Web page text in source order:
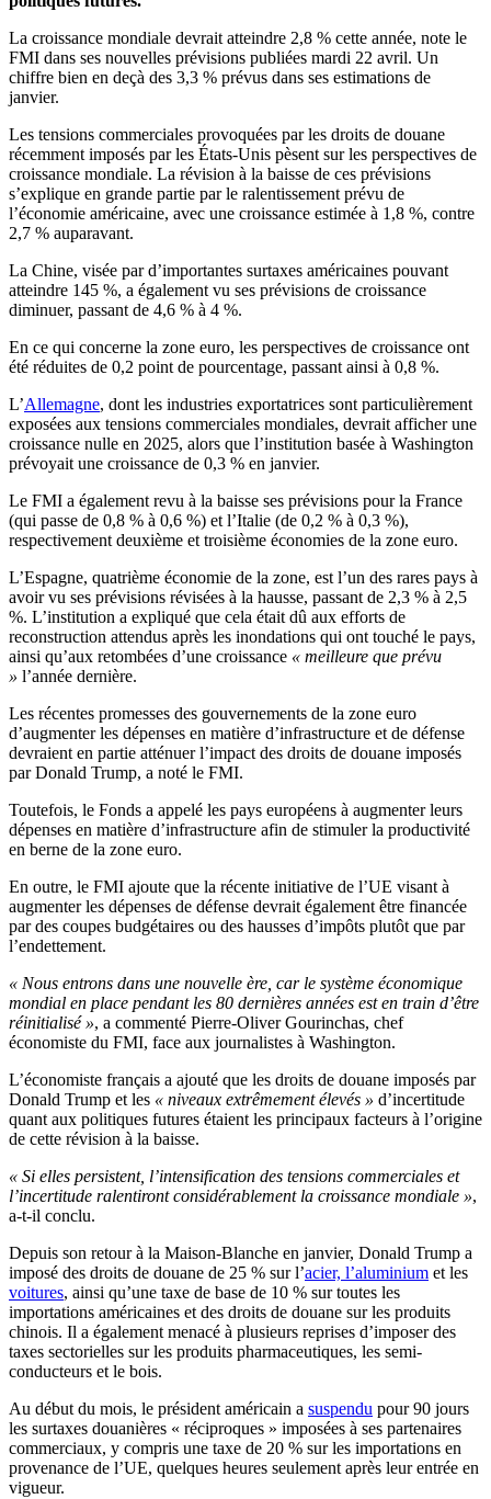
La croissance mondiale devrait atteindre 2,8 % cette année, note le
FMI dans ses nouvelles prévisions publiées mardi 22 avril. Un
chiffre bien en deçà des 3,3 % prévus dans ses estimations de
janvier.
Les tensions commerciales provoquées par les droits de douane
récemment imposés par les États-Unis pèsent sur les perspectives de
croissance mondiale. La révision à la baisse de ces prévisions
s’explique en grande partie par le ralentissement prévu de
l’économie américaine, avec une croissance estimée à 1,8 %, contre
2,7 % auparavant.
La Chine, visée par d’importantes surtaxes américaines pouvant
atteindre 145 %, a également vu ses prévisions de croissance
diminuer, passant de 4,6 % à 4 %.
En ce qui concerne la zone euro, les perspectives de croissance ont
été réduites de 0,2 point de pourcentage, passant ainsi à 0,8 %.
L’Allemagne, dont les industries exportatrices sont particulièrement
exposées aux tensions commerciales mondiales, devrait afficher une
croissance nulle en 2025, alors que l’institution basée à Washington
prévoyait une croissance de 0,3 % en janvier.
Le FMI a également revu à la baisse ses prévisions pour la France
(qui passe de 0,8 % à 0,6 %) et l’Italie (de 0,2 % à 0,3 %),
respectivement deuxième et troisième économies de la zone euro.
L’Espagne, quatrième économie de la zone, est l’un des rares pays à
avoir vu ses prévisions révisées à la hausse, passant de 2,3 % à 2,5
%. L’institution a expliqué que cela était dû aux efforts de
reconstruction attendus après les inondations qui ont touché le pays,
ainsi qu’aux retombées d’une croissance « meilleure que prévu
» l’année dernière.
Les récentes promesses des gouvernements de la zone euro
d’augmenter les dépenses en matière d’infrastructure et de défense
devraient en partie atténuer l’impact des droits de douane imposés
par Donald Trump, a noté le FMI.
Toutefois, le Fonds a appelé les pays européens à augmenter leurs
dépenses en matière d’infrastructure afin de stimuler la productivité
en berne de la zone euro.
En outre, le FMI ajoute que la récente initiative de l’UE visant à
augmenter les dépenses de défense devrait également être financée
par des coupes budgétaires ou des hausses d’impôts plutôt que par
l’endettement.
« Nous entrons dans une nouvelle ère, car le système économique
mondial en place pendant les 80 dernières années est en train d’être
réinitialisé », a commenté Pierre-Oliver Gourinchas, chef
économiste du FMI, face aux journalistes à Washington.
L’économiste français a ajouté que les droits de douane imposés par
Donald Trump et les « niveaux extrêmement élevés » d’incertitude
quant aux politiques futures étaient les principaux facteurs à l’origine
de cette révision à la baisse.
« Si elles persistent, l’intensification des tensions commerciales et
l’incertitude ralentiront considérablement la croissance mondiale »,
a-t-il conclu.
Depuis son retour à la Maison-Blanche en janvier, Donald Trump a
imposé des droits de douane de 25 % sur l’acier, l’aluminium et les
voitures, ainsi qu’une taxe de base de 10 % sur toutes les
importations américaines et des droits de douane sur les produits
chinois. Il a également menacé à plusieurs reprises d’imposer des
taxes sectorielles sur les produits pharmaceutiques, les semi-
conducteurs et le bois.
Au début du mois, le président américain a suspendu pour 90 jours
les surtaxes douanières « réciproques » imposées à ses partenaires
commerciaux, y compris une taxe de 20 % sur les importations en
provenance de l’UE, quelques heures seulement après leur entrée en
vigueur.